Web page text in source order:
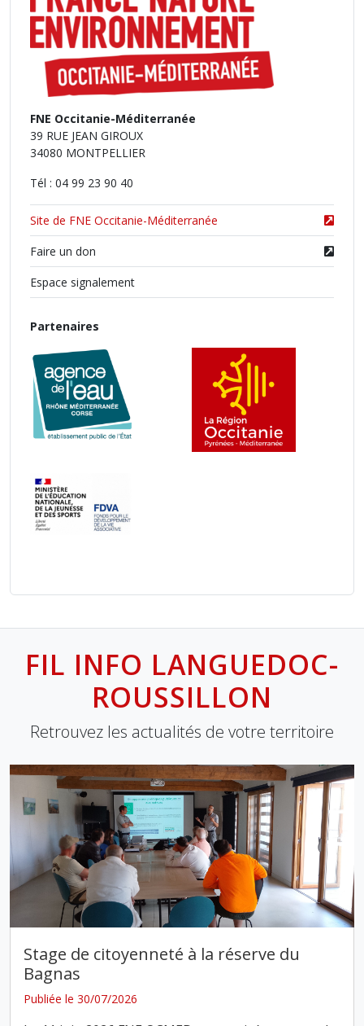
FNE Occitanie-Méditerranée
39 RUE JEAN GIROUX
34080 MONTPELLIER
Tél : 04 99 23 90 40
Site de FNE Occitanie-Méditerranée
Faire un don
Espace signalement
Partenaires
FIL INFO LANGUEDOC-
ROUSSILLON
Retrouvez les actualités de votre territoire
Stage de citoyenneté à la réserve du
Bagnas
Publiée le 30/07/2026